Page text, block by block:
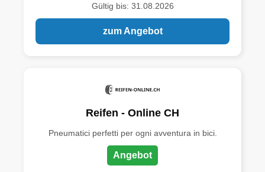
Gültig bis: 31.08.2026
zum Angebot
Reifen - Online CH
Pneumatici perfetti per ogni avventura in bici.
Angebot